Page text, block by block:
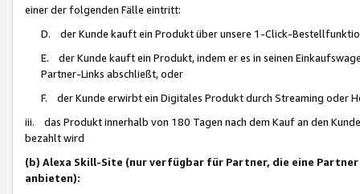
einer der folgenden Fälle eintritt:
D. der Kunde kauft ein Produkt über unsere 1-Click-
E. der Kunde kauft ein Produkt, indem er es in seinen
Partner-Links abschließt, oder
F. der Kunde erwirbt ein Digitales Produkt durch Streaming oder
iii. das Produkt innerhalb von 180 Tagen nach dem Kauf an den
bezahlt wird
(b) Alexa Skill-Site (nur verfügbar für Partner, die eine
anbieten):